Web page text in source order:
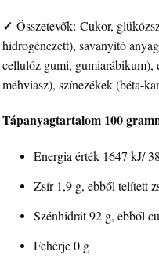
✓ Összetevők: Cukor,
hidrogénezett), savanyító
cellulóz gumi, gumiarábikum),
méhviasz), színezékek (béta-
Tápanyagtartalom 100
Energia érték 1647 kJ/
Zsír 1,9 g, ebből telített
Szénhidrát 92 g, ebből
Fehérje 0 g